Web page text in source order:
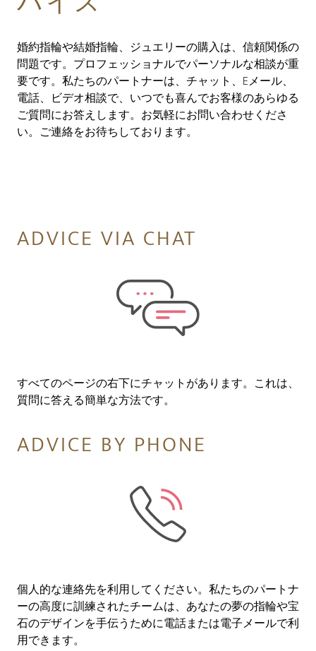
婚約指輪や結婚指輪、ジュエリーの購入は、信頼関係の
問題です。プロフェッショナルでパーソナルな相談が重
要です。私たちのパートナーは、チャット、Eメール、
電話、ビデオ相談で、いつでも喜んでお客様のあらゆる
ご質問にお答えします。お気軽にお問い合わせくださ
い。ご連絡をお待ちしております。
ADVICE VIA CHAT
すべてのページの右下にチャットがあります。これは、
質問に答える簡単な方法です。
ADVICE BY PHONE
個人的な連絡先を利用してください。私たちのパートナ
ーの高度に訓練されたチームは、あなたの夢の指輪や宝
石のデザインを手伝うために電話または電子メールで利
用できます。